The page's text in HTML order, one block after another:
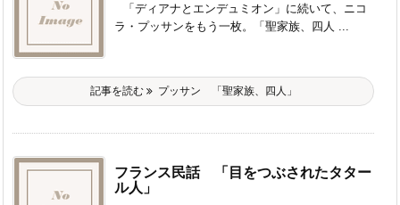
「ディアナとエンデュミオン」に続いて、ニコ
ラ・プッサンをもう一枚。「聖家族、四人 ...
記事を読む プッサン 「聖家族、四人」
フランス民話 「目をつぶされたタター
ル人」